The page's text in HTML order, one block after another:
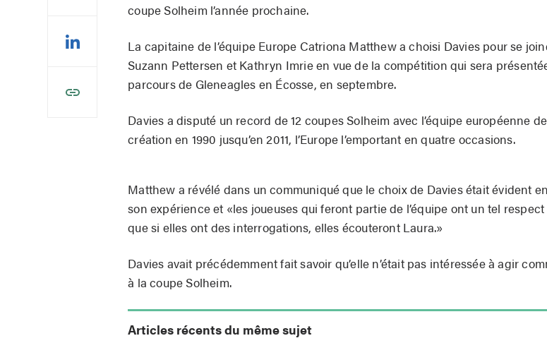
coupe Solheim l’année prochaine.
La capitaine de l’équipe Europe Catriona Matthew a choisi Davies pour se
Suzann Pettersen et Kathryn Imrie en vue de la compétition qui sera
parcours de Gleneagles en Écosse, en septembre.
Davies a disputé un record de 12 coupes Solheim avec l’équipe européenne
création en 1990 jusqu’en 2011, l’Europe l’emportant en quatre occasions.
Matthew a révélé dans un communiqué que le choix de Davies était évident
son expérience et «les joueuses qui feront partie de l’équipe ont un tel
que si elles ont des interrogations, elles écouteront Laura.»
Davies avait précédemment fait savoir qu’elle n’était pas intéressée à agir
à la coupe Solheim.
Articles récents du même sujet